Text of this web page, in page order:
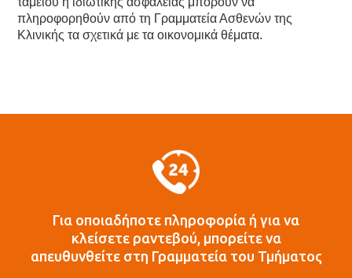
πληροφορηθούν από τη Γραμματεία Ασθενών της
Κλινικής τα σχετικά με τα οικονομικά θέματα.
Για οποιαδήποτε πληροφορία ή για να
κλείσετε ραντεβού, μπορείτε να
απευθυνθείτε στη Γραμματεία του Τμήματος